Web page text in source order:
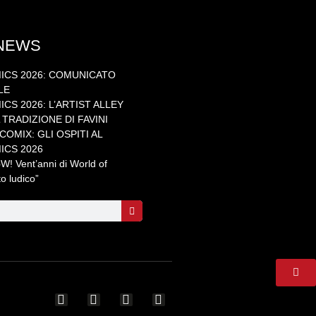
2026: COMUNICATO
2026: L’ARTIST ALLEY
DI FAVINI
GLI OSPITI AL
2026
Vent’anni di World of
ludico”